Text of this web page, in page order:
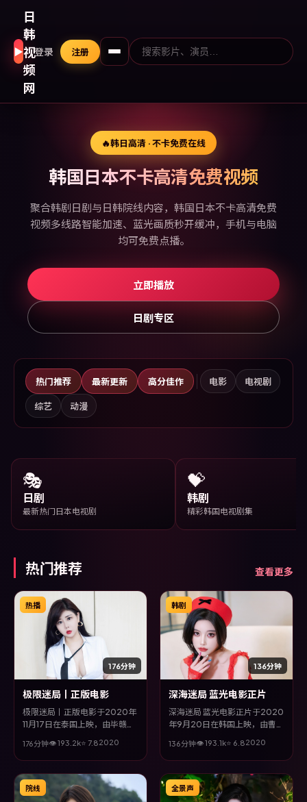
▶
日
韩
视
频
网
登录 注册
🔥韩日高清 · 不卡免费在线
韩国日本不卡高清免费视频
聚合韩剧日剧与日韩院线内容，韩国日本不卡高清免费
视频多线路智能加速、蓝光画质秒开缓冲，手机与电脑
均可免费点播。
立即播放
日剧专区
热门推荐 最新更新 高分佳作 电影 电视剧
综艺 动漫
🎭
日剧
最新热门日本电视剧
💝
韩剧
精彩韩国电视剧集
热门推荐 查看更多
176分钟
热播
极限迷局丨正版电影
极限迷局丨正版电影于2020年
11月17日在泰国上映，由毕赣执
主演。全片以悬疑类型为主线，
在时代洪流与个体抉择之间，故
事层层推进，节奏紧凑而不失细
腻。
176分钟👁193.2k⭐ 7.82020
136分钟
韩剧
深海迷局 蓝光电影正片
深海迷局 蓝光电影正片于2020
年9月20日在韩国上映，由曹保
等主演。全片以冒险类型为主
线，视听语言大胆实验，配乐与
场面调度为全片情绪推波助澜。
136分钟👁193.1k⭐ 6.82020
院线 全景声